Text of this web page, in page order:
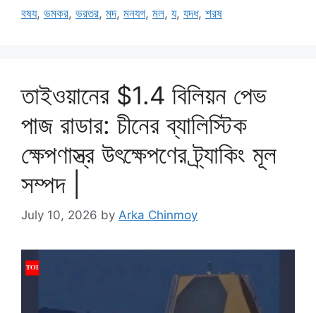
বষয, ভমকর, ভরতর, মদ, মনযগ, মল, য, যদধ, শরষ
তাইওয়ানের $1.4 বিলিয়ন পেভ
পাজ রাডার: চীনের ব্যালিস্টিক
ক্ষেপণাস্ত্র উৎক্ষেপণের ট্র্যাকিং মূল
সম্পদ |
July 10, 2026 by Arka Chinmoy